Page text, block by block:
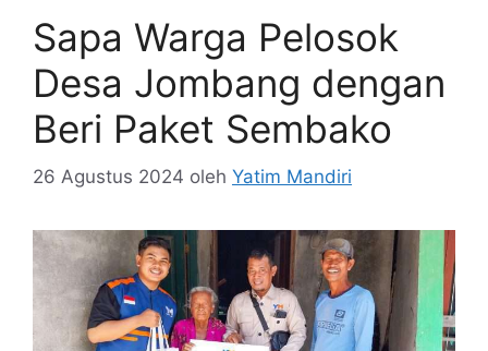
Sapa Warga Pelosok
Desa Jombang dengan
Beri Paket Sembako
26 Agustus 2024 oleh Yatim Mandiri